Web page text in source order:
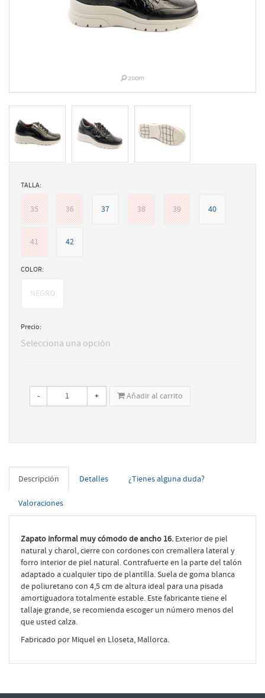
TALLA:
35 36 37 38 39 40
41 42
COLOR:
NEGRO
Precio:
Selecciona una opción
- + Añadir al carrito
Descripción Detalles ¿Tienes alguna duda?
Valoraciones
Zapato informal muy cómodo de ancho 16. Exterior de piel
natural y charol, cierre con cordones con cremallera lateral y
forro interior de piel natural. Contrafuerte en la parte del talón
adaptado a cualquier tipo de plantilla. Suela de goma blanca
de poliuretano con 4,5 cm de altura ideal para una pisada
amortiguadora totalmente estable. Este fabricante tiene el
tallaje grande, se recomienda escoger un número menos del
que usted calza.
Fabricado por Miquel en Lloseta, Mallorca.